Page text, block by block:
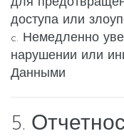
доступа или
c. Немедленно
нарушении или
Данными
5.